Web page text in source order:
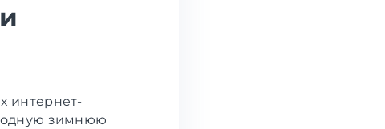
интернет-
зимнюю